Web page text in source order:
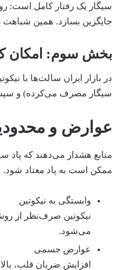
سیگار یک رفتار کامل است:
جایگزین بسازد. همین شباهت
بخش سوم: امکان
سیگار مصرف می‌کرده) و سپس هر
عوارض و
منابع هشدار می‌دهند که پاد
ممکن است به پاد معتاد
وابستگی به نیکوتین
نیکوتین صرف‌نظر از
می‌شود.
عوارض جسمی
افزایش ضربان قلب،